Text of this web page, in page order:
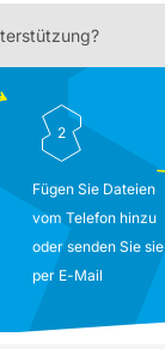
2
Fügen Sie Dateien
vom Telefon hinzu
oder senden Sie sie
per E-Mail